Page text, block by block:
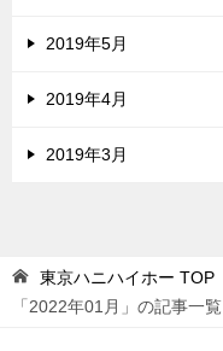
2019年5月
2019年4月
2019年3月
東京ハニハイホー TOP
「2022年01月」の記事一覧